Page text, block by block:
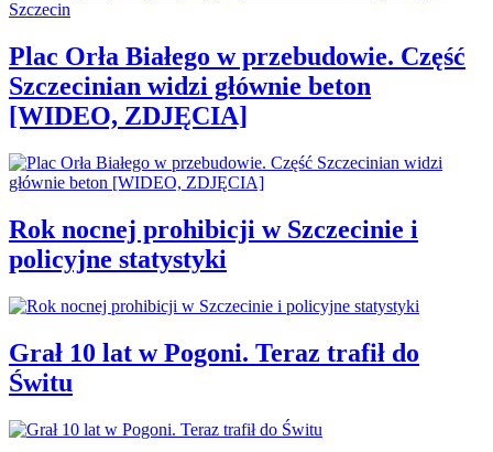
Plac Orła Białego w przebudowie. Część
Szczecinian widzi głównie beton
[WIDEO, ZDJĘCIA]
Rok nocnej prohibicji w Szczecinie i
policyjne statystyki
Grał 10 lat w Pogoni. Teraz trafił do
Świtu